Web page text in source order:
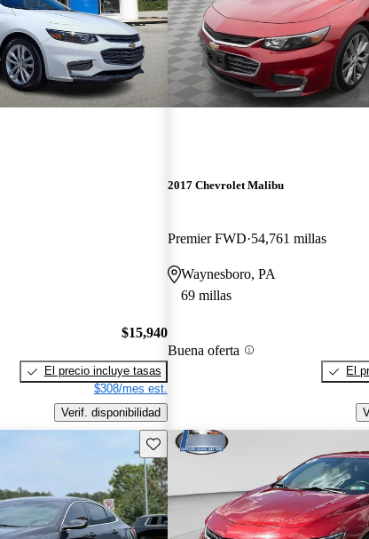
$15,940
El precio incluye tasas
$308/mes est.
Verif. disponibilidad
2017 Chevrolet Malibu
Premier FWD 54,761 millas
Waynesboro, PA
69 millas
Buena oferta
El
Guarda este Aviso